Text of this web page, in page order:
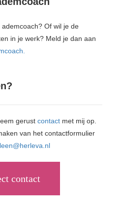
Of wil je de
in je werk? Meld je dan aan
gerust contact met mij op.
van het contactformulier
contact